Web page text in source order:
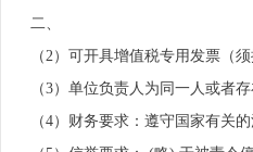
二、
（2）可开具增值税专用发票（
（3）单位负责人为同一人或者
（4）财务要求：遵守国家有关